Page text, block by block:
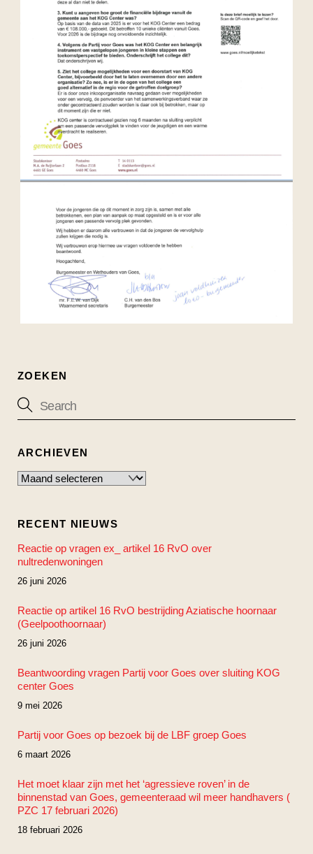
ZOEKEN
ARCHIEVEN
Archieven
RECENT NIEUWS
Reactie op vragen ex_ artikel 16 RvO over
nultredenwoningen
26 juni 2026
Reactie op artikel 16 RvO bestrijding Aziatische hoornaar
(Geelpoothoornaar)
26 juni 2026
Beantwoording vragen Partij voor Goes over sluiting KOG
center Goes
9 mei 2026
Partij voor Goes op bezoek bij de LBF groep Goes
6 maart 2026
Het moet klaar zijn met het ‘agressieve roven’ in de
binnenstad van Goes, gemeenteraad wil meer handhavers (
PZC 17 februari 2026)
18 februari 2026